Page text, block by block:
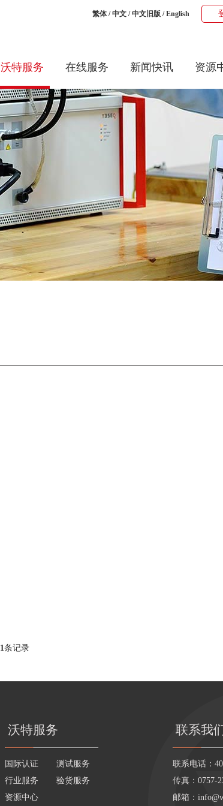
繁体/中文/中文旧版/English
沃特服务 在线服务 新闻快讯 资源
1条记录
沃特服务
国际认证
测试服务
行业服务
验货服务
资源中心
联系我
联系电话：
传真：0757-
邮箱：